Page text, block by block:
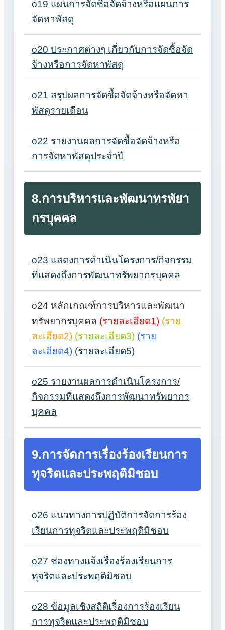
o19 แผนการจัดซื้อจัดจ้างหรือแผนการ
จัดหาพัสดุ
o20 ประกาศต่างๆ เกี่ยวกับการจัดซื้อจัด
จ้างหรือการจัดหาพัสดุ
o21 สรุปผลการจัดซื้อจัดจ้างหรือจัดหา
พัสดุรายเดือน
o22 รายงานผลการจัดซื้อจัดจ้างหรือ
การจัดหาพัสดุประจำปี
8.การบริหารและพัฒนาทรพัยา
กรบุคคล
o23 แสดงการดำเนินโครงการ/กิจกรรม
ที่แสดงถึงการพัฒนาทรัพยากรบุคคล
o24 หลักเกณฑ์การบริหารและพัฒนา
ทรัพยากรบุคคล (รายละเอียด1) (ราย
ละเอียด2) (รายละเอียด3) (ราย
ละเอียด4) (รายละเอียด5)
o25 รายงานผลการดำเนินโครงการ/
กิจกรรมที่แสดงถึงการพัฒนาทรัพยากร
บุคคล
9.การจัดการเรื่องร้องเรียนการ
ทุจริตและประพฤติมิชอบ
o26 แนวทางการปฏิบัติการจัดการร้อง
เรียนการทุจริตและประพฤติมิชอบ
o27 ช่องทางแจ้งเรื่องร้องเรียนการ
ทุจริตและประพฤติมิชอบ
o28 ข้อมูลเชิงสถิติเรื่องการร้องเรียน
การทุจริตและประพฤติมิชอบ